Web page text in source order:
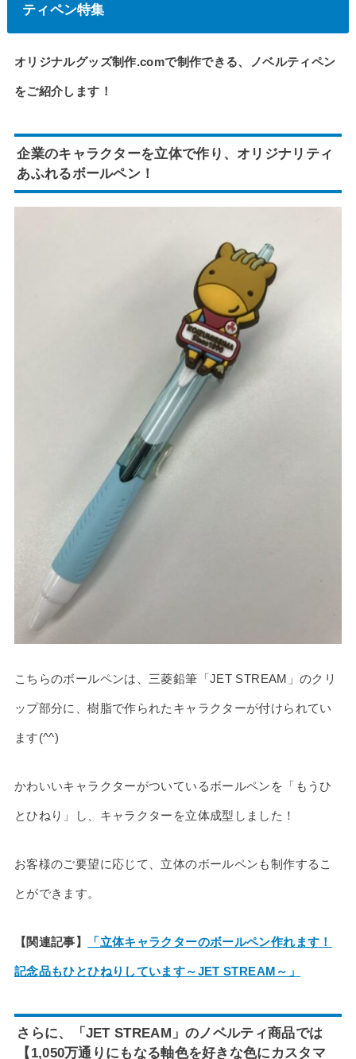
ティペン特集
オリジナルグッズ制作.comで制作できる、ノベルティペン
をご紹介します！
企業のキャラクターを立体で作り、オリジナリティ
あふれるボールペン！
こちらのボールペンは、三菱鉛筆「JET STREAM」のクリ
ップ部分に、樹脂で作られたキャラクターが付けられてい
ます(^^)
かわいいキャラクターがついているボールペンを「もうひ
とひねり」し、キャラクターを立体成型しました！
お客様のご要望に応じて、立体のボールペンも制作するこ
とができます。
【関連記事】 「立体キャラクターのボールペン作れます！
記念品もひとひねりしています～JET STREAM～」
さらに、「JET STREAM」のノベルティ商品では
【 1,050万通りにもなる軸色を好きな色にカスタマ